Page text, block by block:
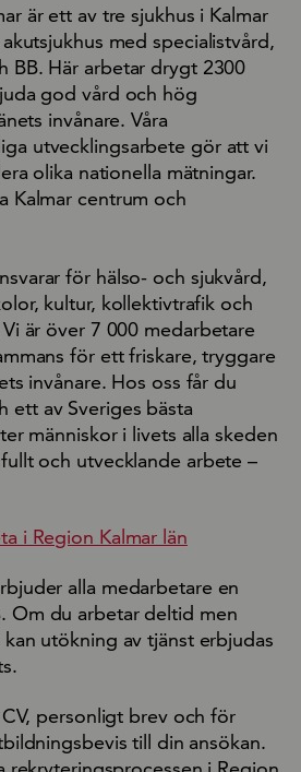
är ett av tre sjukhus i Kalmar
med specialistvård,
BB. Här arbetar drygt 2300
god vård och hög
invånare. Våra
utvecklingsarbete gör att vi
olika nationella mätningar.
Kalmar centrum och
för hälso- och sjukvård,
kultur, kollektivtrafik och
är över 7 000 medarbetare
för ett friskare, tryggare
invånare. Hos oss får du
ett av Sveriges bästa
människor i livets alla skeden
och utvecklande arbete –
i Region Kalmar län
alla medarbetare en
Om du arbetar deltid men
utökning av tjänst erbjudas
personligt brev och för
till din ansökan.